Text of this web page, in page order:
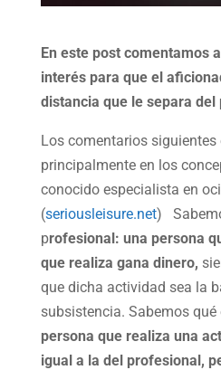
En este post comentamos
interés para que el
distancia que le separa
Los comentarios
principalmente en los
conocido especialista en
(seriousleisure.net)
profesional: una persona
que realiza gana dinero,
que dicha actividad sea la
subsistencia. Sabemos qué
persona que realiza una
igual a la del profesional,